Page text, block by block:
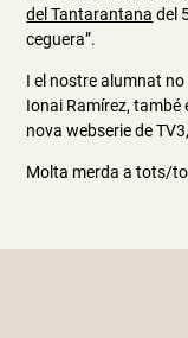
del Tantarantana del
ceguera”.
I el nostre alumnat
Ionai Ramírez, també
nova webserie de
Molta merda a tots/